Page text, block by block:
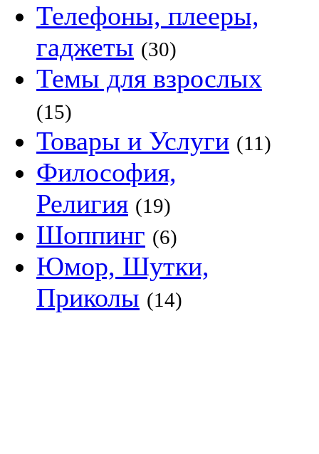
Телефоны, плееры,
гаджеты (30)
Темы для взрослых
(15)
Товары и Услуги (11)
Философия,
Религия (19)
Шоппинг (6)
Юмор, Шутки,
Приколы (14)